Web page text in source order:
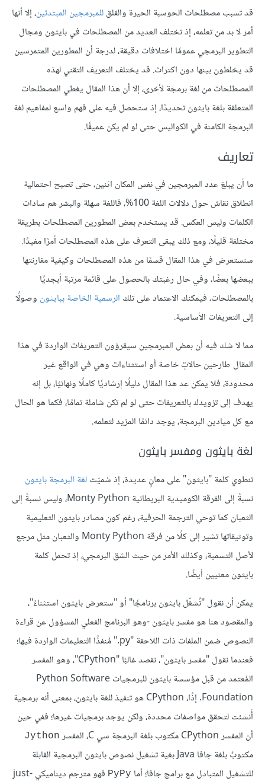
قد تسبب مصطلحات الحوسبة الحيرة والقلقللمبرمجين المبتدئين، إلا أنها
أمر لا بد من تعلمه، إذ تختلف العديد من المصطلحات في بايثون ومجال
التطوير البرمجي عمومًا اختلافات دقيقة، لدرجة أن المطورين المتمرسين
قد يخلطون بينها دون اكتراث. قد يختلف التعريف التقني لهذه
المصطلحات من لغة برمجة لأخرى، إلا أن هذا المقال يغطي المصطلحات
المتعلقة بلغة بايثون تحديدًا، إذ ستحصل فيه على فهم واسع لمفاهيم لغة
البرمجة الكامنة في الكواليس حتى لو لم يكن عميقًا.
تعاريف
ما أن يبلغ عدد المبرمجين في نفس المكان اثنين، حتى تصبح احتمالية
انطلاق نقاش حول دلالات اللغة 100%، فاللغة سهلة والبشر هم سادات
الكلمات وليس العكس. قد يستخدم بعض المطورين المصطلحات بطريقة
مختلفة قليلًا، ومع ذلك يبقى التعرف على هذه المصطلحات أمرًا مفيدًا.
سنستعرض في هذا المقال قسمًا من هذه المصطلحات وكيفية مقارنتها
ببعضها بعضًا، وفي حال رغبتك بالحصول على قائمة مرتبة أبجديًا
بالمصطلحات، فيمكنك الاعتماد على تلك الرسمية الخاصة ببايثون وصولًا
إلى التعريفات الأساسية.
مما لا شك فيه أن بعض المبرمجين سيقرؤون التعريفات الواردة في هذا
المقال طارحين حالاتٍ خاصة أو استثناءات وهي في الواقع غير
محدودة، فلا يمكن عد هذا المقال دليلًا إرشاديًا كاملًا ونهائيًا، بل إنه
يهدف إلى تزويدك بالتعريفات حتى لو لم تكن شاملة تمامًا، فكما هو الحال
مع كل ميادين البرمجة، يوجد دائمًا المزيد لتعلمه.
لغة بايثون ومفسر بايثون
تنطوي كلمة "بايثون" على معانٍ عديدة، إذ سُميّتلغة البرمجة بايثون
نسبةً إلى الفرقة الكوميدية البريطانية Monty Python، وليس نسبةً إلى
الثعبان كما توحي الترجمة الحرفية، رغم كون مصادر بايثون التعليمية
وتوثيقاتها تشير إلى كلًا من فرقة Monty Python والثعبان مثل مرجع
لأصل التسمية، وكذلك الأمر من حيث الشق البرمجي، إذ تحمل كلمة
بايثون معنيين أيضًا.
يمكن أن نقول "تُشغّل بايثون برنامجًا" أو "ستعرض بايثون استثناءً"،
والمقصود هنا هو مفسر بايثون -وهو البرنامج الفعلي المسؤول عن قراءة
النصوص ضمن الملفات ذات اللاحقة "py." مُنفذًا التعليمات الواردة فيها؛
فعندما نقول "مفسر بايثون"، نقصد غالبًا "CPython"، وهو المفسر
المُعتمد من قبل مؤسسة بايثون للبرمجيات Python Software
Foundation. إذًا، CPython هو تنفيذ للغة بايثون، بمعنى أنه برمجية
أُنشئت لتحقق مواصفات محددة، ولكن يوجد برمجيات غيرها؛ ففي حين
أن المفسر CPython مكتوب بلغة البرمجة سي C، المفسر
Jython
مكتوبٌ بلغة جافا Java بغية تشغيل نصوص بايثون البرمجية القابلة
للتشغيل المتبادل مع برامج جافا؛ أما PyPy
فهو مترجم ديناميكي just-